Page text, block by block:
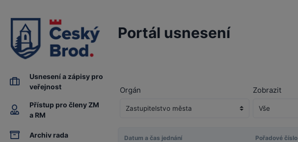
Usnesení a zápisy pro
veřejnost
Přístup pro členy ZM
a RM
Archiv rada
Portál usnesení
Orgán Zobrazit
Datum a čas jednání Pořadové číslo